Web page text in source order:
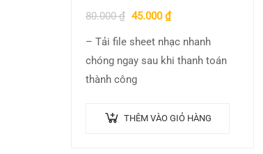
80.000₫ 45.000₫
– Tải file sheet nhạc nhanh
chóng ngay sau khi thanh toán
thành công
THÊM VÀO GIỎ HÀNG